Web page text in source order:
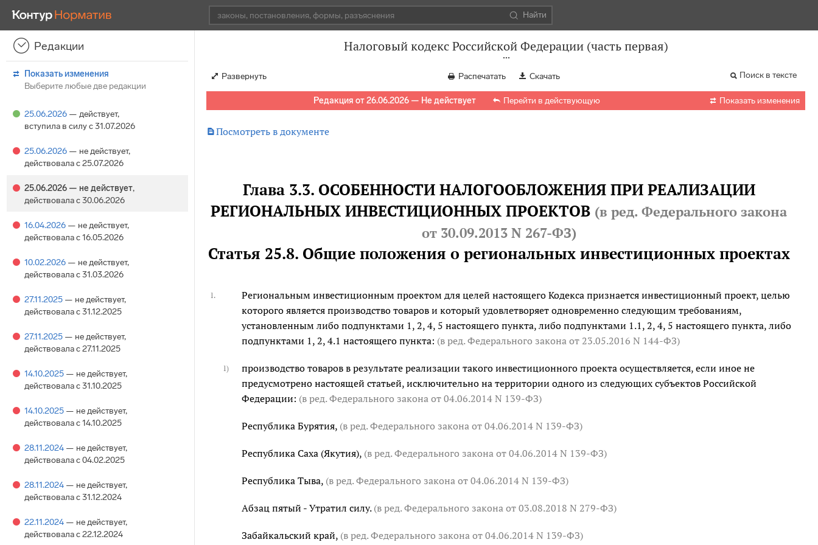
Найти
Редакции
Показать изменения
Выберите любые две редакции
25.06.2026 — действует,
вступила в силу с 31.07.2026
25.06.2026 — не действует,
действовала с 25.07.2026
25.06.2026 — не действует,
действовала с 30.06.2026
16.04.2026 — не действует,
действовала с 16.05.2026
10.02.2026 — не действует,
действовала с 31.03.2026
27.11.2025 — не действует,
действовала с 31.12.2025
27.11.2025 — не действует,
действовала с 27.11.2025
14.10.2025 — не действует,
действовала с 31.10.2025
14.10.2025 — не действует,
действовала с 14.10.2025
28.11.2024 — не действует,
действовала с 04.02.2025
28.11.2024 — не действует,
действовала с 31.12.2024
22.11.2024 — не действует,
действовала с 22.12.2024
Налоговый кодекс Российской Федерации (часть первая)
Развернуть Распечатать Скачать Поиск в тексте
Редакция от 26.06.2026 — Не действует Перейти в действующую  Показать изменения
Посмотреть в документе
Глава 3.3. ОСОБЕННОСТИ НАЛОГООБЛОЖЕНИЯ ПРИ РЕАЛИЗАЦИИ
РЕГИОНАЛЬНЫХ ИНВЕСТИЦИОННЫХ ПРОЕКТОВ (в ред. Федерального закона
от 30.09.2013 N 267-ФЗ)
Статья 25.8. Общие положения о региональных инвестиционных проектах
1.
Региональным инвестиционным проектом для целей настоящего Кодекса признается инвестиционный проект, целью
которого является производство товаров и который удовлетворяет одновременно следующим требованиям,
установленным либо подпунктами 1, 2, 4, 5 настоящего пункта, либо подпунктами 1.1, 2, 4, 5 настоящего пункта, либо
подпунктами 1, 2, 4.1 настоящего пункта: (в ред. Федерального закона от 23.05.2016 N 144-ФЗ)
1)
производство товаров в результате реализации такого инвестиционного проекта осуществляется, если иное не
предусмотрено настоящей статьей, исключительно на территории одного из следующих субъектов Российской
Федерации: (в ред. Федерального закона от 04.06.2014 N 139-ФЗ)
Республика Бурятия, (в ред. Федерального закона от 04.06.2014 N 139-ФЗ)
Республика Саха (Якутия), (в ред. Федерального закона от 04.06.2014 N 139-ФЗ)
Республика Тыва, (в ред. Федерального закона от 04.06.2014 N 139-ФЗ)
Абзац пятый - Утратил силу. (в ред. Федерального закона от 03.08.2018 N 279-ФЗ)
Забайкальский край, (в ред. Федерального закона от 04.06.2014 N 139-ФЗ)